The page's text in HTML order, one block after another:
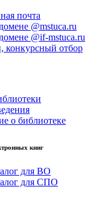
почта
@mstuca.ru
@if-mstuca.ru
конкурсный отбор
о библиотеке
книг
для ВО
для СПО